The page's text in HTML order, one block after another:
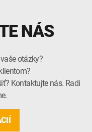
NÁS
otázky?
Kontaktujte nás. Radi